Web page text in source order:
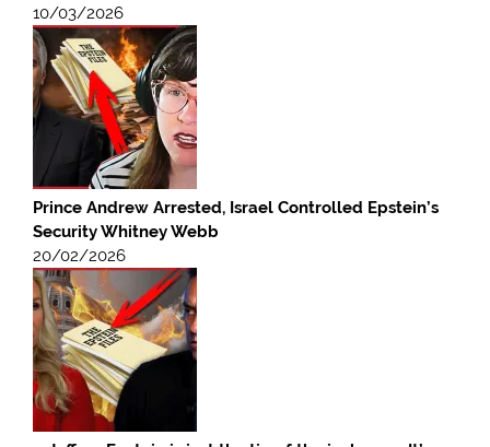
10/03/2026
Prince Andrew Arrested, Israel Controlled Epstein’s
Security Whitney Webb
20/02/2026